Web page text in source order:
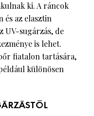
ki. A ráncok
és az elasztin
UV-sugárzás, de
is lehet.
fiatalon tartására,
különösen